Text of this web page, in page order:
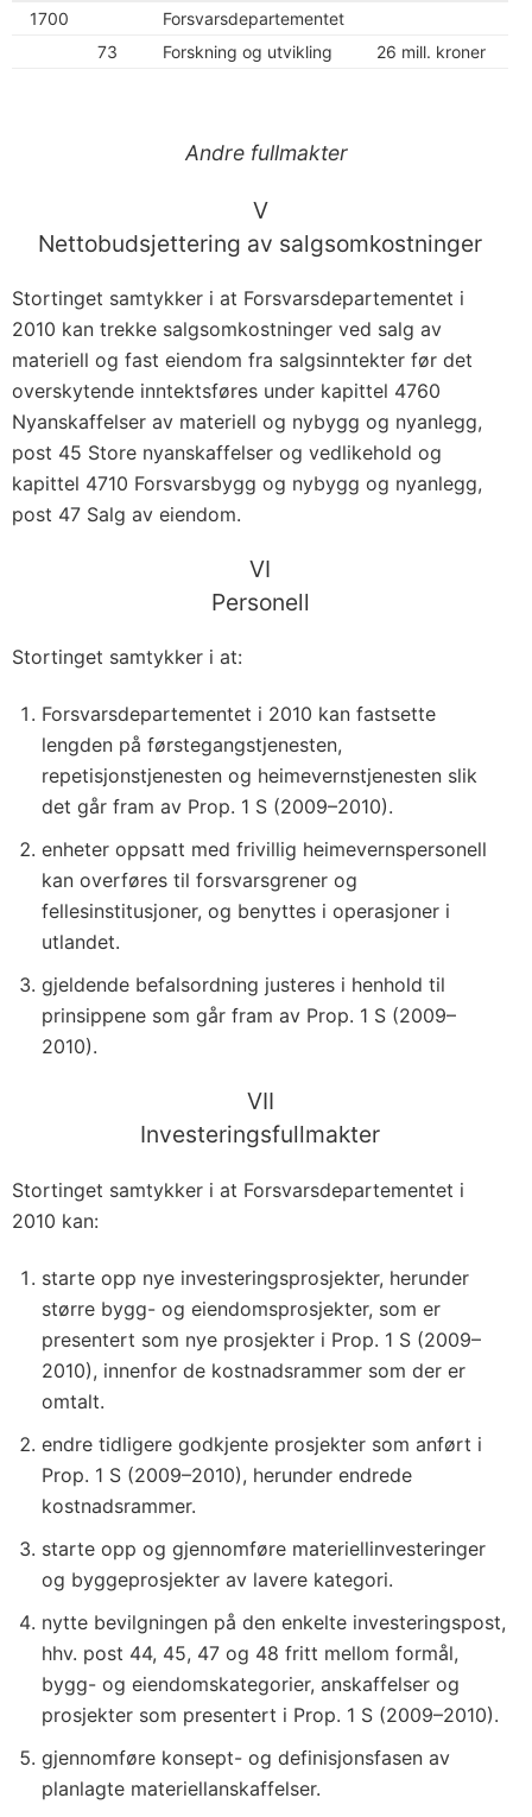
1700
Forsvarsdepartementet
73
Forskning og utvikling 26 mill. kroner
Andre fullmakter
V
Nettobudsjettering av salgsomkostninger
Stortinget samtykker i at Forsvarsdepartementet i
2010 kan trekke salgsomkostninger ved salg av
materiell og fast eiendom fra salgsinntekter før det
overskytende inntektsføres under kapittel 4760
Nyanskaffelser av materiell og nybygg og nyanlegg,
post 45 Store nyanskaffelser og vedlikehold og
kapittel 4710 Forsvarsbygg og nybygg og nyanlegg,
post 47 Salg av eiendom.
VI
Personell
Stortinget samtykker i at:
Forsvarsdepartementet i 2010 kan fastsette
lengden på førstegangstjenesten,
repetisjonstjenesten og heimevernstjenesten slik
det går fram av Prop. 1 S (2009–2010).
enheter oppsatt med frivillig heimevernspersonell
kan overføres til forsvarsgrener og
fellesinstitusjoner, og benyttes i operasjoner i
utlandet.
gjeldende befalsordning justeres i henhold til
prinsippene som går fram av Prop. 1 S (2009–
2010).
VII
Investeringsfullmakter
Stortinget samtykker i at Forsvarsdepartementet i
2010 kan:
starte opp nye investeringsprosjekter, herunder
større bygg- og eiendomsprosjekter, som er
presentert som nye prosjekter i Prop. 1 S (2009–
2010), innenfor de kostnadsrammer som der er
omtalt.
endre tidligere godkjente prosjekter som anført i
Prop. 1 S (2009–2010), herunder endrede
kostnadsrammer.
starte opp og gjennomføre materiellinvesteringer
og byggeprosjekter av lavere kategori.
nytte bevilgningen på den enkelte investeringspost,
hhv. post 44, 45, 47 og 48 fritt mellom formål,
bygg- og eiendomskategorier, anskaffelser og
prosjekter som presentert i Prop. 1 S (2009–2010).
gjennomføre konsept- og definisjonsfasen av
planlagte materiellanskaffelser.